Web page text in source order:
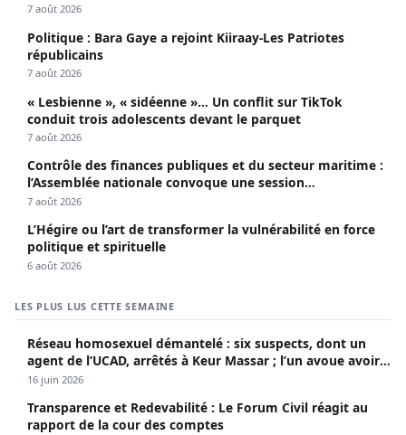
7 août 2026
Politique : Bara Gaye a rejoint Kiiraay-Les Patriotes
républicains
7 août 2026
« Lesbienne », « sidéenne »… Un conflit sur TikTok
conduit trois adolescents devant le parquet
7 août 2026
Contrôle des finances publiques et du secteur maritime :
l’Assemblée nationale convoque une session
extraordinaire
7 août 2026
L’Hégire ou l’art de transformer la vulnérabilité en force
politique et spirituelle
6 août 2026
LES PLUS LUS CETTE SEMAINE
Réseau homosexuel démantelé : six suspects, dont un
agent de l’UCAD, arrêtés à Keur Massar ; l’un avoue avoir
propagé le VIH depuis 2018
16 juin 2026
Transparence et Redevabilité : Le Forum Civil réagit au
rapport de la cour des comptes